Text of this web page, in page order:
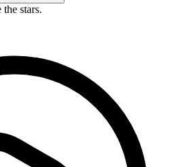
the stars.